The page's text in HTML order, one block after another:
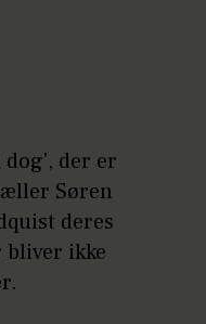
der er
Søren
deres
ikke